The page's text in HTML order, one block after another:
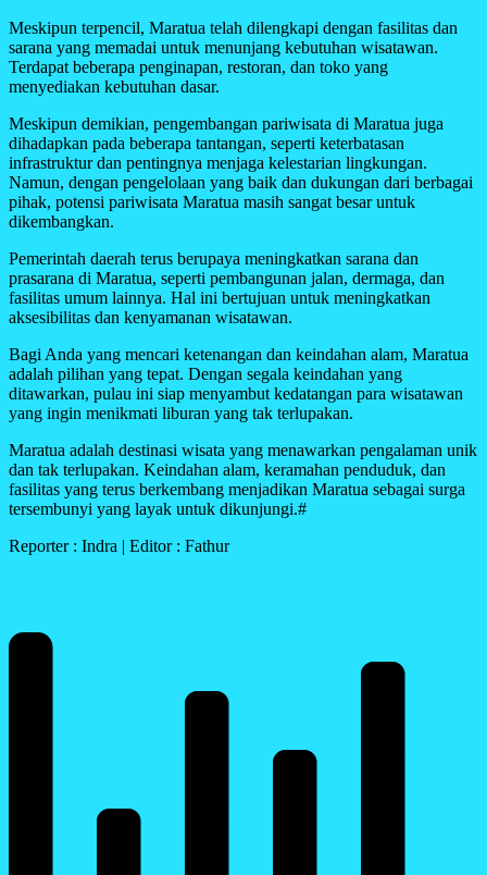
Meskipun terpencil, Maratua telah dilengkapi dengan fasilitas dan
sarana yang memadai untuk menunjang kebutuhan wisatawan.
Terdapat beberapa penginapan, restoran, dan toko yang
menyediakan kebutuhan dasar.
Meskipun demikian, pengembangan pariwisata di Maratua juga
dihadapkan pada beberapa tantangan, seperti keterbatasan
infrastruktur dan pentingnya menjaga kelestarian lingkungan.
Namun, dengan pengelolaan yang baik dan dukungan dari berbagai
pihak, potensi pariwisata Maratua masih sangat besar untuk
dikembangkan.
Pemerintah daerah terus berupaya meningkatkan sarana dan
prasarana di Maratua, seperti pembangunan jalan, dermaga, dan
fasilitas umum lainnya. Hal ini bertujuan untuk meningkatkan
aksesibilitas dan kenyamanan wisatawan.
Bagi Anda yang mencari ketenangan dan keindahan alam, Maratua
adalah pilihan yang tepat. Dengan segala keindahan yang
ditawarkan, pulau ini siap menyambut kedatangan para wisatawan
yang ingin menikmati liburan yang tak terlupakan.
Maratua adalah destinasi wisata yang menawarkan pengalaman unik
dan tak terlupakan. Keindahan alam, keramahan penduduk, dan
fasilitas yang terus berkembang menjadikan Maratua sebagai surga
tersembunyi yang layak untuk dikunjungi.#
Reporter : Indra | Editor : Fathur